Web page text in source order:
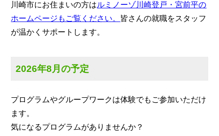
川崎市にお住まいの方はルミノーゾ川崎登戸・宮前平の
ホームページもご覧ください。 皆さんの就職をスタッフ
が温かくサポートします。
2026年8月の予定
プログラムやグループワークは体験でもご参加いただけ
ます。
気になるプログラムがありませんか？